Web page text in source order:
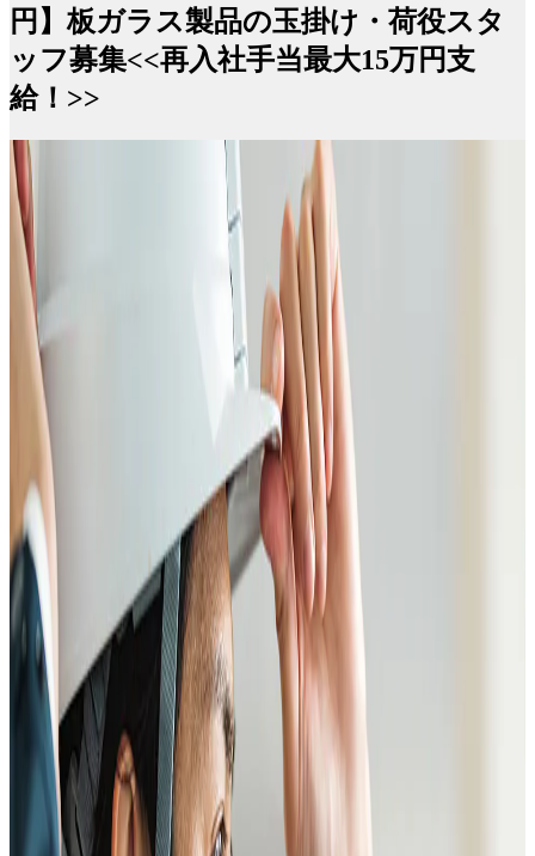
円】板ガラス製品の玉掛け・荷役スタ
ッフ募集<<再入社手当最大15万円支
給！>>